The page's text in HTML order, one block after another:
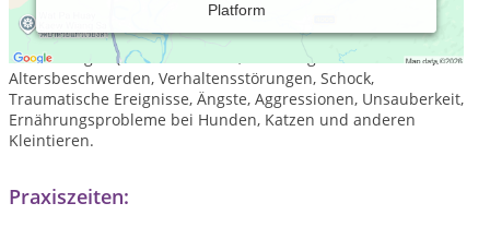
Platform
Behandlung von chronischen Erkrankungen (z. B. Allergien,
Bewegungsapparat, innere Organe, Krebs), akute
Erkrankungen (z. B. Infektionen, Nachsorge nach Unfällen),
Altersbeschwerden, Verhaltensstörungen, Schock,
Traumatische Ereignisse, Ängste, Aggressionen, Unsauberkeit,
Ernährungsprobleme bei Hunden, Katzen und anderen
Kleintieren.
Praxiszeiten: